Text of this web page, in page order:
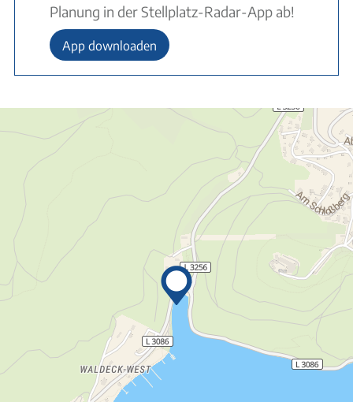
Planung in der Stellplatz-Radar-App ab!
App downloaden